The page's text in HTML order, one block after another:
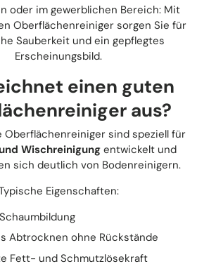
oder im gewerblichen Bereich: Mit
Oberflächenreiniger sorgen Sie für
Sauberkeit und ein gepflegtes
Erscheinungsbild.
einen guten
aus?
Oberflächenreiniger sind speziell für
Wischreinigungentwickelt und
sich deutlich von Bodenreinigern.
Eigenschaften:
Abtrocknen ohne Rückstände
Fett- und Schmutzlösekraft